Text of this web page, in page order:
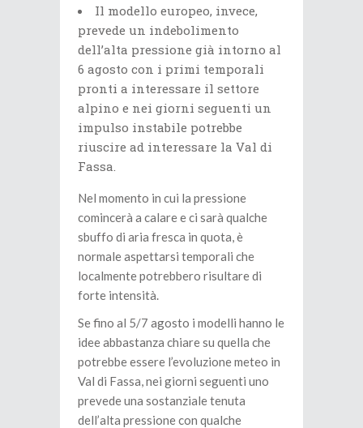
Il modello europeo, invece,
prevede un indebolimento
dell’alta pressione già intorno al
6 agosto con i primi temporali
pronti a interessare il settore
alpino e nei giorni seguenti un
impulso instabile potrebbe
riuscire ad interessare la Val di
Fassa.
Nel momento in cui la pressione
comincerà a calare e ci sarà qualche
sbuffo di aria fresca in quota, è
normale aspettarsi temporali che
localmente potrebbero risultare di
forte intensità.
Se fino al 5/7 agosto i modelli hanno le
idee abbastanza chiare su quella che
potrebbe essere l’evoluzione meteo in
Val di Fassa, nei giorni seguenti uno
prevede una sostanziale tenuta
dell’alta pressione con qualche